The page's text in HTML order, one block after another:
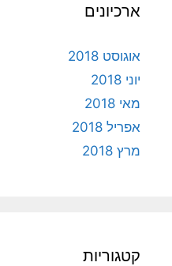
ארכיונים
אוגוסט 2018
יוני 2018
מאי 2018
אפריל 2018
מרץ 2018
קטגוריות